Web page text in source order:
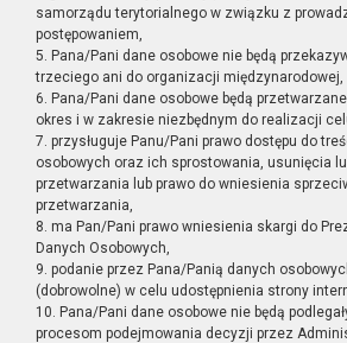
samorządu terytorialnego w związku z
postępowaniem,
5. Pana/Pani dane osobowe nie będą
trzeciego ani do organizacji międzynarodowej,
6. Pana/Pani dane osobowe będą
okres i w zakresie niezbędnym do realizacji
7. przysługuje Panu/Pani prawo dostępu do
osobowych oraz ich sprostowania, usunięcia
przetwarzania lub prawo do wniesienia
przetwarzania,
8. ma Pan/Pani prawo wniesienia skargi do
Danych Osobowych,
9. podanie przez Pana/Panią danych
(dobrowolne) w celu udostępnienia strony
10. Pana/Pani dane osobowe nie będą
procesom podejmowania decyzji przez